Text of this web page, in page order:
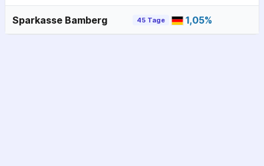
Sparkasse Bamberg 45 Tage 1,05%